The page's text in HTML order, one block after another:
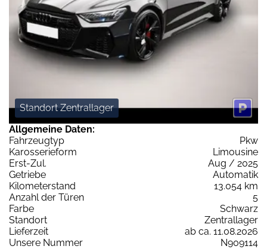
Standort Zentrallager
Allgemeine Daten:
Fahrzeugtyp
Pkw
Karosserieform
Limousine
Erst-Zul.
Aug / 2025
Getriebe
Automatik
Kilometerstand
13.054 km
Anzahl der Türen
5
Farbe
Schwarz
Standort
Zentrallager
Lieferzeit
ab ca. 11.08.2026
Unsere Nummer
N909114